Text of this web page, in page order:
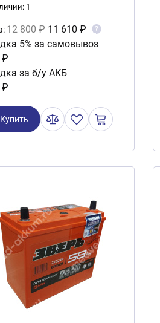
1
12 800 ₽ 11 610 ₽ ?
5% за самовывоз
₽
за б/у АКБ
₽
Купить